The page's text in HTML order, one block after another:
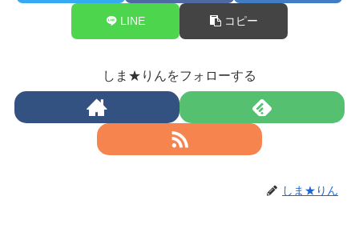
LINE コピー
しま★りんをフォローする
しま★りん